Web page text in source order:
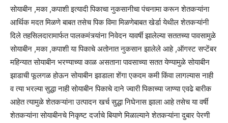
सोयाबीन ,मका ,कपाशी इत्यादी पिकाचा नुकसानीचा पंचनामा करून शेतकऱ्यांना
आर्थिक मदत मिळणे बाबत तसेच पिक विमा मिळणेबाबत खेर्डा येथील शेतकऱ्यांनी
दिले तहसिलदारामार्फत पालकमंत्र्यांना निवेदन यावर्षी झालेल्या सततच्या पावसामुळे
सोयाबीन ,मका ,कपाशी या पिकाचे अतोनात नुकसान झालेले आहे ,ऑगस्ट सप्टेंबर
महिन्यात सोयाबीन भरण्याच्या काळ असताना पावसाच्या सतत येण्यामुळे सोयाबीन
झाडाची फूलगळ होऊन सोयाबीन झाडाला शेंगा एकदम कमी किंवा लागल्यास नाही
व त्या भरल्या सुद्धा नाही सोयाबीन पिकाचे दाने ज्वारी पिकाच्या जाण्या एवढे बारीक
आहेत त्यामुळे शेतकऱ्यांना उत्पादन खर्च सुद्धा निघेनास झाला आहे तसेच या वर्षी
शेतकऱ्यांना सोयाबीनचे निकृष्ट दर्जाचे बियाणे मिळाल्याने शेतकऱ्यांना दुबार पेरणी